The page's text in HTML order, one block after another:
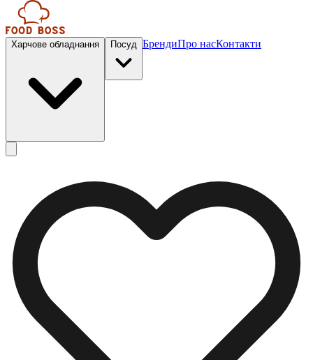
Харчове обладнання Посуд БрендиПро насКонтакти